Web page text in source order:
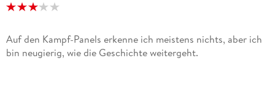
Auf den Kampf-Panels erkenne ich meistens nichts, aber ich
bin neugierig, wie die Geschichte weitergeht.